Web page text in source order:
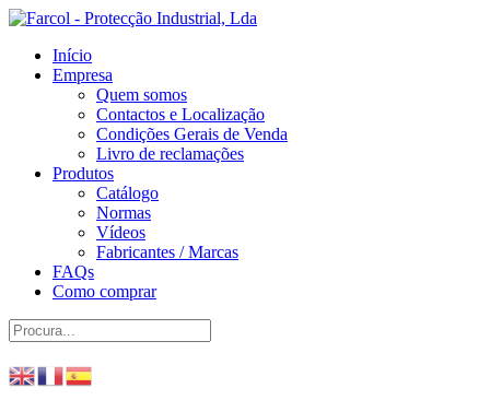
Início
Empresa
Quem somos
Contactos e Localização
Condições Gerais de Venda
Livro de reclamações
Produtos
Catálogo
Normas
Vídeos
Fabricantes / Marcas
FAQs
Como comprar